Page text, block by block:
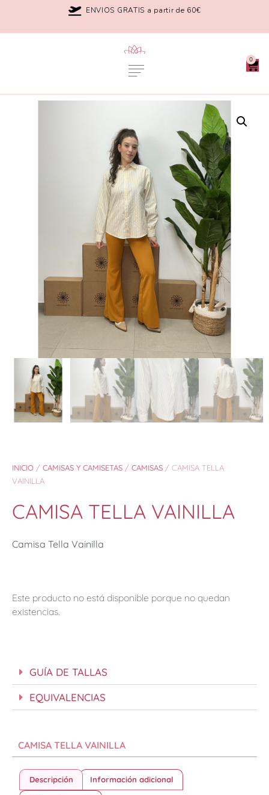
ENVIOS GRATIS a partir de 60€
0
INICIO / CAMISAS Y CAMISETAS / CAMISAS / CAMISA TELLA
VAINILLA
CAMISA TELLA VAINILLA
Camisa Tella Vainilla
Este producto no está disponible porque no quedan
existencias.
GUÍA DE TALLAS
EQUIVALENCIAS
CAMISA TELLA VAINILLA
Descripción Información adicional